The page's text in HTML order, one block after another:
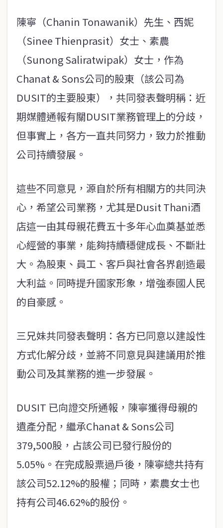
陳寧（Chanin Tonawanik）先生、西妮
（Sinee Thienprasit）女士、素農
（Sunong Saliratwipak）女士，作為
Chanat & Sons公司的股東（該公司為
DUSIT的主要股東），共同發表聲明稱：近
期媒體通報有關DUSIT業務管理上的分歧，
但事實上，各方一直共同努力，致力於推動
公司持續發展。
這些不同意見，源自於所有相關方的共同決
心，希望公司業務，尤其是Dusit Thani酒
店這一由其母親花費五十多年心血奠基並悉
心經營的事業，能夠持續穩健成長、不斷壯
大。為股東、員工、客戶與社會各界創造最
大利益。同時提升國家形象，增強泰國人民
的自豪感。
三兄妹共同發表聲明：各方已同意以建設性
方式化解分歧，並將不同意見與建議用於推
動公司及其業務的進一步發展。
DUSIT 已向證交所通報，陳寧獲得母親的
遺產分配，繼承Chanat & Sons公司
379,500股，占該公司已發行股份的
5.05%。在完成股票過戶後，陳寧總共持有
該公司52.12%的股權；同時，素農女士也
持有公司46.62%的股份。